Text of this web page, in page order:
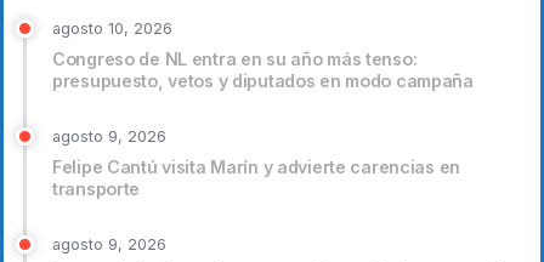
agosto 10, 2026
Congreso de NL entra en su año más tenso:
presupuesto, vetos y diputados en modo campaña
agosto 9, 2026
Felipe Cantú visita Marín y advierte carencias en
transporte
agosto 9, 2026